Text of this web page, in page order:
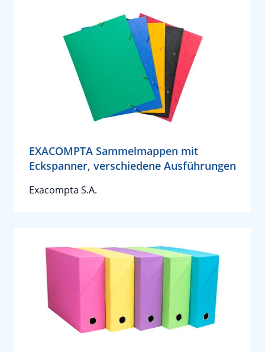
EXACOMPTA Sammelmappen mit
Eckspanner, verschiedene Ausführungen
Exacompta S.A.